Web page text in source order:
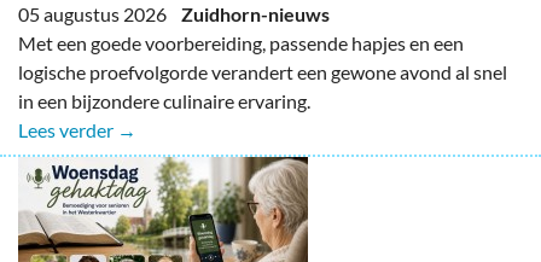
05 augustus 2026 Zuidhorn-nieuws
Met een goede voorbereiding, passende hapjes en een
logische proefvolgorde verandert een gewone avond al snel
in een bijzondere culinaire ervaring.
Lees verder →